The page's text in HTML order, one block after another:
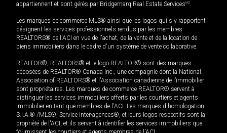
appartiennent et sont gérés par Bridgemarq Real Estate ServicesMD.
Les marques de commerce MLS® ainsi que les logos qui s'y rapportent
désignent les services professionnels rendus par les membres
REALTORS® de l'ACI en vue de l'achat, de la vente et de la location de
biens immobiliers dans le cadre d'un système de vente collaborative.
REALTOR®, REALTORS® et le logo REALTOR® sont des marques
déposées de REALTOR® Canada Inc., une compagnie dont la National
Association of REALTORS® et l'Association canadienne de l’immobilier
sont propriétaires. Les marques de commerce REALTOR® servent à
distinguer les services immobiliers offerts par les courtiers et agents
immobilier en tant que membres de l'ACI. Les marques d'homologation
S.I.A.® /MLS®, Service inter-agences®, et leurs logos respectifs sont la
propriété de l'ACI, et ils servent à identifier les services immobiliers que